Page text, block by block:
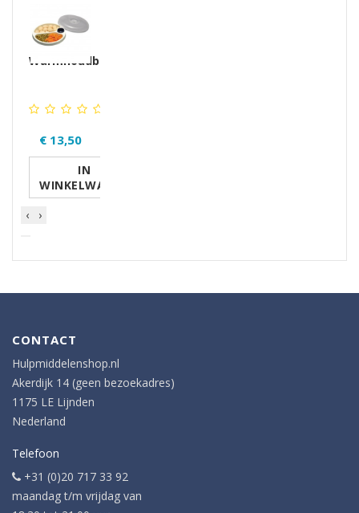
Warmhoudbord
€ 13,50
IN
WINKELWAGEN
‹
›
CONTACT
Hulpmiddelenshop.nl
Akerdijk 14 (geen bezoekadres)
1175 LE Lijnden
Nederland
Telefoon
+31 (0)20 717 33 92
maandag t/m vrijdag van